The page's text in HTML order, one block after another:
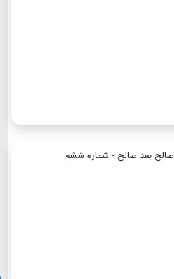
صالح بعد صالح - شماره ششم